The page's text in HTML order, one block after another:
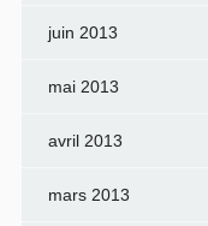
juin 2013
mai 2013
avril 2013
mars 2013